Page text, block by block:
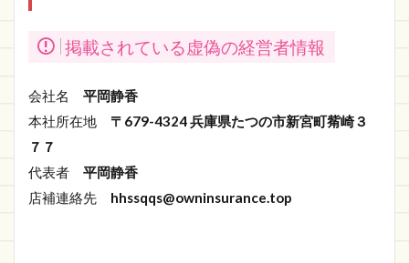
掲載されている虚偽の経営者情報
会社名 平岡静香
本社所在地 〒679-4324 兵庫県たつの市新宮町觜崎３
７７
代表者 平岡静香
店補連絡先 hhssqqs@owninsurance.top